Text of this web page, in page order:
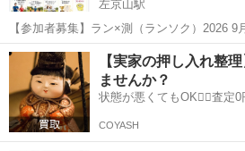
左京山駅
【参加者募集】ラン×測（ランソク）2026 9月21日（祝・月）開催！
親は7kmのランと体力測定に本気で挑む。
輝く。 がんばる背中を見せ合う、家族の特別な一日。
と「成長」を体...
愛知 名古屋市 左京山駅 スポー
【実家の押し入れ整
ませんか？
状態が悪くてもOK🙆‍♀️査定0
COYASH